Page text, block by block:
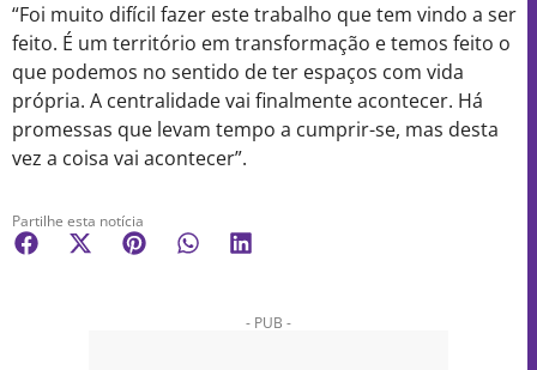
“Foi muito difícil fazer este trabalho que tem vindo a ser
feito. É um território em transformação e temos feito o
que podemos no sentido de ter espaços com vida
própria. A centralidade vai finalmente acontecer. Há
promessas que levam tempo a cumprir-se, mas desta
vez a coisa vai acontecer”.
Partilhe esta notícia
- PUB -